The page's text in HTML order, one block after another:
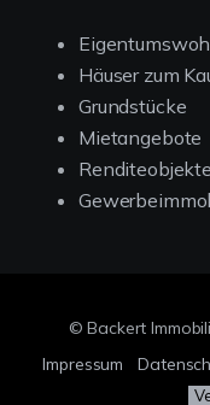
Häuser zum
Grundstücke
Mietangebote
Renditeobjekte
© Backert
Impressum